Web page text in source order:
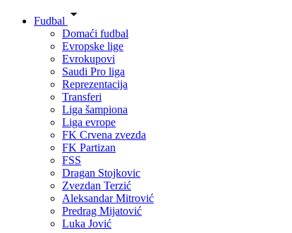
Fudbal
Domaći fudbal
Evropske lige
Evrokupovi
Saudi Pro liga
Reprezentacija
Transferi
Liga šampiona
Liga evrope
FK Crvena zvezda
FK Partizan
FSS
Dragan Stojkovic
Zvezdan Terzić
Aleksandar Mitrović
Predrag Mijatović
Luka Jović